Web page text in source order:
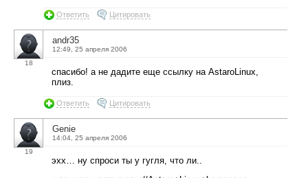
Ответить Цитировать
18
andr35
12:49, 25 апреля 2006
спасибо! а не дадите еще ссылку на AstaroLinux,
плиз.
Ответить Цитировать
19
Genie
14:04, 25 апреля 2006
эхх… ну спроси ты у гугля, что ли..